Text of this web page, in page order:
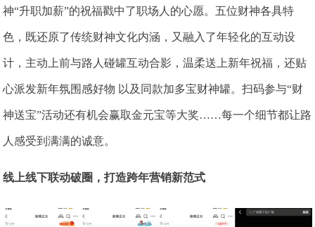
神“升职加薪”的祝福戳中了职场人的心愿。五位财神各具特
色，既还原了传统财神文化内涵，又融入了年轻化的互动设
计，主动上前与路人碰罐互动合影，温柔送上新年祝福，还贴
心派发新年氛围感好物 以及同款加多宝财神罐。扫码参与“财
神送宝”活动还有机会赢取金元宝等大奖……每一个细节都让路
人感受到满满的诚意。
线上线下联动破圈，打造跨年营销新范式